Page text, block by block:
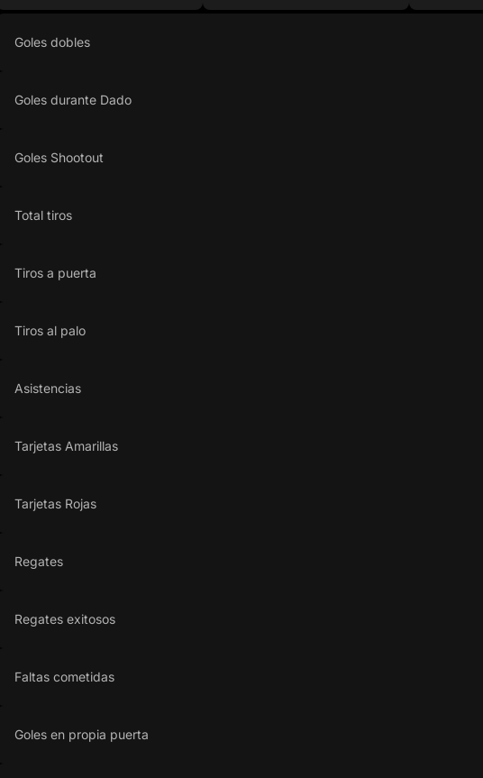
Goles dobles
Goles durante Dado
Goles Shootout
Total tiros
Tiros a puerta
Tiros al palo
Asistencias
Tarjetas Amarillas
Tarjetas Rojas
Regates
Regates exitosos
Faltas cometidas
Goles en propia puerta